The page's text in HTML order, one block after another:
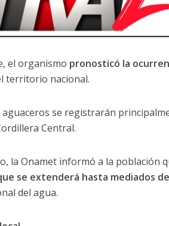
el organismo pronosticó la
territorio nacional.
aguaceros se registrarán
Central.
la Onamet informó a la población
se extenderá hasta mediados
del agua.